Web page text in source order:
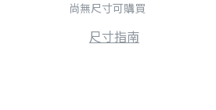
尚無尺寸可購買
尺寸指南